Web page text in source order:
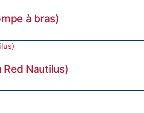
à bras)
Red Nautilus)